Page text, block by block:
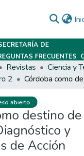
DE
FRECUENTES
Revistas
Ciencia y
2
abierto
destino
y
de Acción